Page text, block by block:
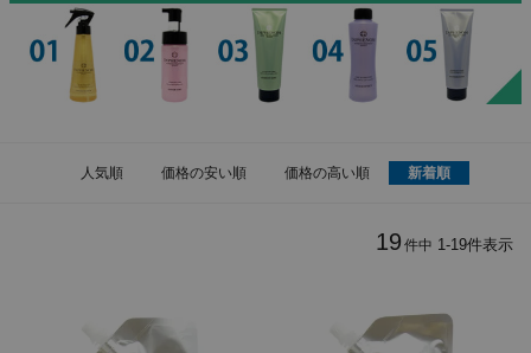
人気順 価格の安い順 価格の高い順 新着順
19 件中 1-19件表示